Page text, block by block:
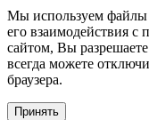
Мы используем файлы
его взаимодействия с
сайтом, Вы
всегда можете
браузера.
Принять